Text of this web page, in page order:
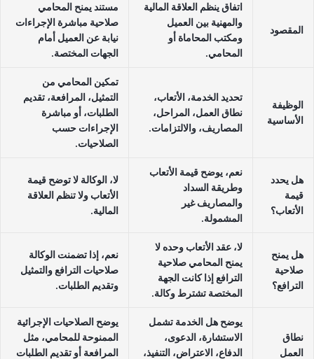
المقصود
اتفاق ينظم العلاقة المالية
والمهنية بين العميل
ومكتب المحاماة أو
المحامي.
مستند يمنح المحامي
صلاحية مباشرة الإجراءات
نيابة عن العميل أمام
الجهات المختصة.
الوظيفة
الأساسية
تحديد الخدمة، الأتعاب،
نطاق العمل، المراحل،
المصاريف، والالتزامات.
تمكين المحامي من
التمثيل، المرافعة، تقديم
الطلبات، أو مباشرة
الإجراءات حسب
الصلاحيات.
هل يحدد
قيمة
الأتعاب؟
نعم، يوضح قيمة الأتعاب
وطريقة السداد
والمصاريف غير
المشمولة.
لا، الوكالة لا توضح قيمة
الأتعاب ولا تنظم العلاقة
المالية.
هل يمنح
صلاحية
الترافع؟
لا، عقد الأتعاب وحده لا
يمنح المحامي صلاحية
الترافع إذا كانت الجهة
المختصة تشترط وكالة.
نعم، إذا تضمنت الوكالة
صلاحيات الترافع والتمثيل
وتقديم الطلبات.
نطاق
العمل
يوضح هل الخدمة تشمل
الاستشارة، الدعوى،
الدفاع، الاعتراض، التنفيذ،
يوضح الصلاحيات الإجرائية
الممنوحة للمحامي، مثل
المرافعة أو تقديم الطلبات